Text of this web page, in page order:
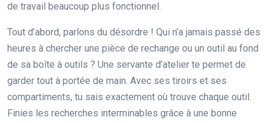
de travail beaucoup plus fonctionnel.
Tout d’abord, parlons du désordre ! Qui n’a jamais passé des
heures à chercher une pièce de rechange ou un outil au fond
de sa boîte à outils ? Une servante d’atelier te permet de
garder tout à portée de main. Avec ses tiroirs et ses
compartiments, tu sais exactement où trouve chaque outil.
Finies les recherches interminables grâce à une bonne